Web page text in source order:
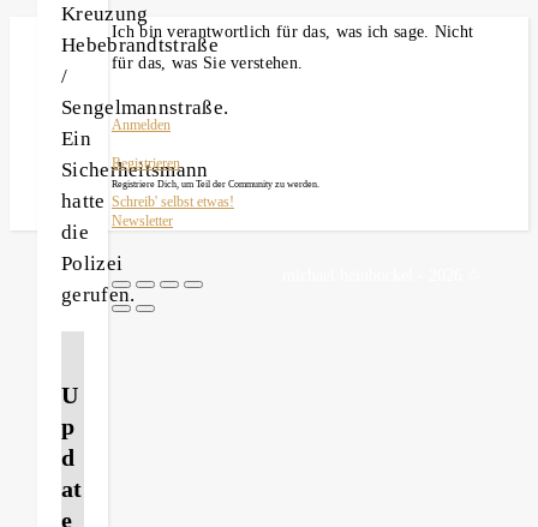
Kreuzung
Hebebrandtstraße
/
Sengelmannstraße.
Ein
Sicherheitsmann
hatte
die
Polizei
gerufen.
U
p
d
at
e
Ich bin verantwortlich für das, was ich sage. Nicht
für das, was Sie verstehen.
Anmelden
Registrieren
Registriere Dich, um Teil der Community zu werden.
Schreib' selbst etwas!
Newsletter